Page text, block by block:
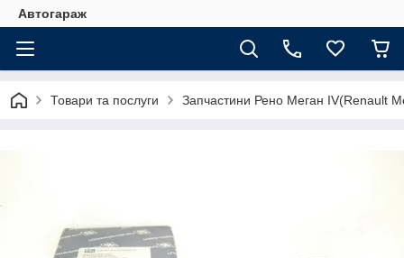
Автогараж
Товари та послуги Запчастини Рено Меган IV(Renault